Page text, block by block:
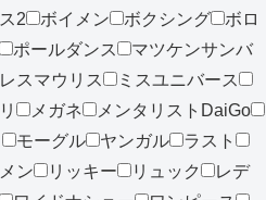
2 ボイメン ボクシング
ボロ
ポールダンス
マツケンサンバ
スマウリス
ミスユニバース
メガネ
メンタリストDaiGo
モーグル ヤンガル
ラスト
ン リッキー リュック
レデ